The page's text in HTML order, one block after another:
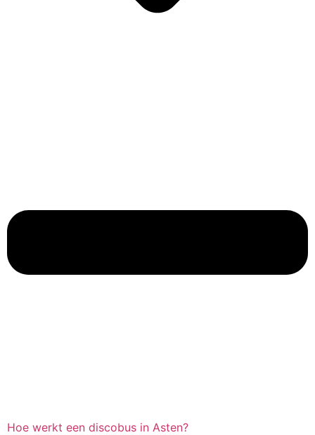
Hoe werkt een discobus in Asten?